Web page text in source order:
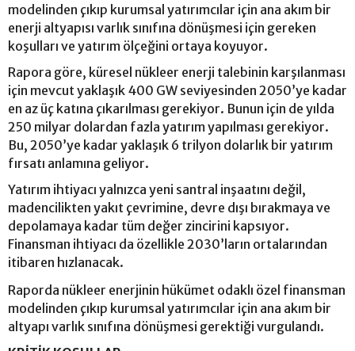
modelinden çıkıp kurumsal yatırımcılar için ana akım bir
enerji altyapısı varlık sınıfına dönüşmesi için gereken
koşulları ve yatırım ölçeğini ortaya koyuyor.
Rapora göre, küresel nükleer enerji talebinin karşılanması
için mevcut yaklaşık 400 GW seviyesinden 2050’ye kadar
en az üç katına çıkarılması gerekiyor. Bunun için de yılda
250 milyar dolardan fazla yatırım yapılması gerekiyor.
Bu, 2050’ye kadar yaklaşık 6 trilyon dolarlık bir yatırım
fırsatı anlamına geliyor.
Yatırım ihtiyacı yalnızca yeni santral inşaatını değil,
madencilikten yakıt çevrimine, devre dışı bırakmaya ve
depolamaya kadar tüm değer zincirini kapsıyor.
Finansman ihtiyacı da özellikle 2030’ların ortalarından
itibaren hızlanacak.
Raporda nükleer enerjinin hükümet odaklı özel finansman
modelinden çıkıp kurumsal yatırımcılar için ana akım bir
altyapı varlık sınıfına dönüşmesi gerektiği vurgulandı.